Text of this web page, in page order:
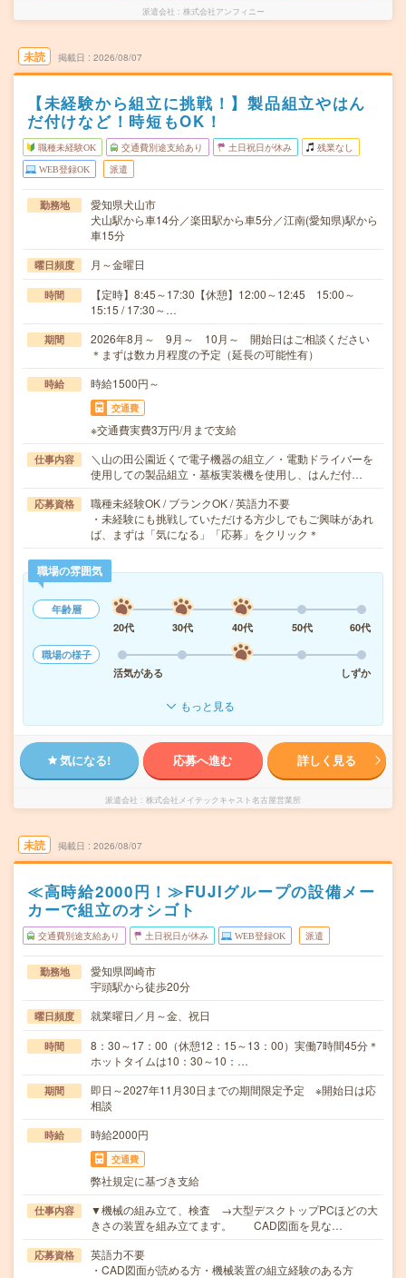
派遣会社 株式会社アンフィニー
未読 掲載日 2026/08/07
【未経験から組立に挑戦！】製品組立やはん
だ付けなど！時短もOK！
職種未経験OK 交通費別途支給あり 土日祝日が休み 残業なし
WEB登録OK 派遣
勤務地
愛知県犬山市
犬山駅から車14分／楽田駅から車5分／江南(愛知県)駅から
車15分
曜日頻度 月～金曜日
時間
【定時】8:45～17:30【休憩】12:00～12:45 15:00～
15:15 / 17:30～…
期間
2026年8月～ 9月～ 10月～ 開始日はご相談ください
＊まずは数カ月程度の予定（延長の可能性有）
時給 時給1500円～
交通費
※交通費実費3万円/月まで支給
仕事内容
＼山の田公園近くで電子機器の組立／・電動ドライバーを
使用しての製品組立・基板実装機を使用し、はんだ付…
応募資格
職種未経験OK / ブランクOK / 英語力不要
・未経験にも挑戦していただける方少しでもご興味があれ
ば、まずは「気になる」「応募」をクリック＊
職場の雰囲気
年齢層
20代
30代 40代 50代
60代
職場の様子
活気がある
しずか
もっと見る
気になる! 応募へ進む 詳しく見る
派遣会社 株式会社メイテックキャスト名古屋営業所
未読 掲載日 2026/08/07
≪高時給2000円！≫FUJIグループの設備メー
カーで組立のオシゴト
交通費別途支給あり 土日祝日が休み WEB登録OK 派遣
勤務地
愛知県岡崎市
宇頭駅から徒歩20分
曜日頻度 就業曜日／月～金、祝日
時間
8：30～17：00（休憩12：15～13：00）実働7時間45分＊
ホットタイムは10：30～10：…
期間
即日～2027年11月30日までの期間限定予定 ※開始日は応
相談
時給 時給2000円
交通費
弊社規定に基づき支給
仕事内容
▼機械の組み立て、検査 →大型デスクトップPCほどの大
きさの装置を組み立てます。 CAD図面を見な…
応募資格
英語力不要
・CAD図面が読める方・機械装置の組立経験のある方